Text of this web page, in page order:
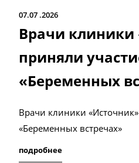
07.07 2026
Врачи клиники
приняли
«Беременных
Врачи клиники
«Беременных встречах»
подробнее